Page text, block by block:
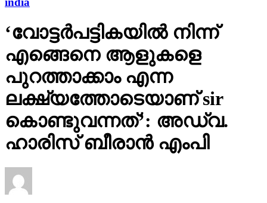
‘വോട്ടര്‍പട്ടികയില്‍ നിന്ന്
എങ്ങെനെ ആളുകളെ
പുറത്താക്കാം എന്ന
ലക്ഷ്യത്തോടെയാണ് sir
കൊണ്ടുവന്നത്’: അഡ്വ.
ഹാരിസ് ബീരാൻ എംപി